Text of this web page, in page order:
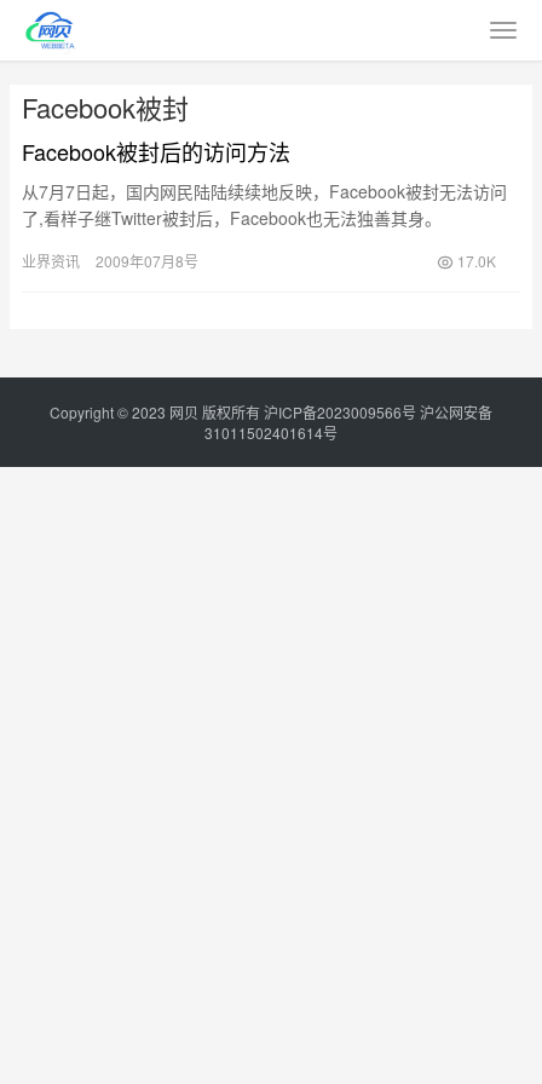
Facebook被封
Facebook被封后的访问方法
从7月7日起，国内网民陆陆续续地反映，Facebook被封无法访问
了,看样子继Twitter被封后，Facebook也无法独善其身。
业界资讯 2009年07月8号 17.0K
Copyright © 2023 网贝 版权所有沪ICP备2023009566号 沪公网安备
31011502401614号